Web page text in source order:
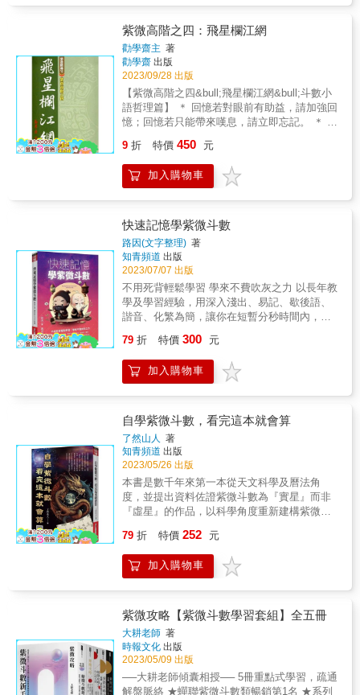
我們信手拈來幾個話題談談： －－誰也不否認
強大的武力，是維護世界和平的不二法門。 &
－－敵對的雙方不時地「狐疑」對方真是一隻
大狐狸；防人之心不可無的說法，早已得到了
「道德豁免權」。 & －－暴發戶式的文明誤導
著我們寅吃卯糧似地佔用了後世子孫的幸福。
我們是否已發覺這個「心行不一」的矛盾？ &
－－我們憑什麼標準界分：「禮多必詐」與
「禮多人不怪」、「機智」與「機詐」、「滿
謀」？是否僅以好惡為褒貶的準繩？ & －－大
家樂、六台彩盛行，多少人對他所崇拜的神明
進行「關說」，由不得祂答不答應，硬要祂
「違背職務」，出張明牌。 & 蓋洛普預測西元
二千年，美國青年將在健身房裡吸毒，這種矛
盾的畫面，在我們前面舉說的話題裡，不也是
幽靈般地出現了嗎？ & 知識爆炸帶給人類更加
的迷憫與無知，而不是聰明與達觀。科學態度
只帶給我們這個社會「迷信傳言的統計」，依
舊落入「三人成虎」、「曾參殺人」的陷阱，
並未帶給我們「追根究底」的思潮與作為。更
可怕的，我們為了追求生存，竟無視於生命的
存在。 & 我們應該冷靜一下，認真思考這些問
題。我們發覺：一個人在窮、病、否、困的時
候，最能感應生命的訊息，進而接受神、佛、
離。 & 基於這個理由，我們應該發揚這些學
問，使我們不時擁抱著生命的喜悅。但，很遺
憾的，命理學在台灣，始終像一個討人喜愛的
私生子，大眾對它的感情和看法一直是複雜
的。筆者眼看日本博士、教授以及香港學者之
流，對中國命學典籍的研究、放正、著述，不
禁汗顏，真不知台灣的教授是否私下做了研
諸野」的另一門？ & 為此，許久以前，緣結
現「紫微斗數」竟擁有豐盛非凡的智慧。筆者
於大學時主攻古文學，後又熱衷於企管學，於
新舊兩極與文商兩端，抱持著對生命的高度認
同感，竟也獲得「多態統一」的人生美感，故
不敢敝帚自珍，啟筆寫紫微系列，以之奉獻後
學，期望更多人加入研究的行列，去除人生的
矛盾，向生命認同。 & 筆者花了將近一年的時
間，寫了「紫微初階」與「紫微進階」。在次
序上，先完成「紫微進階」，事後為求完整，
者摸不著頭緒，因此不是囫圇吞棗，就是將錯
就錯，不是人云亦云，就是只知其然，不知其
所以然。筆者有鑑於此，發心對紫斗作有系統
的整理與闡述，使讀者知其所以然；在讀者瞭
解其原理原則後，以之為基礎，使可自行潛心
研究，以至登峰造極，超越筆者，再將您的心
得，同饋給筆者與社會大眾。 & 筆者常對紫斗
的同好說：紫斗真有其內涵，我們必須以做學
問的態度去研究它。筆者極不喜歡聽到、見到
或言及，此家長彼家短的攻訐詞句，試想：前
人研究的結晶，我們若能以之為基礎原理，繼
續研究下去，而有更多的發明，那不是很美妙
的事嗎？對前人的貢獻，感謝都來不及，那能
別人的優點，異中求同，再作發揮，或是吸取
別人的長處後，同中求異，自認推翻了他人的
論調，而沾沾自喜。別人的作品明明有八十分
的佳績，卻要去挖人家尚未得到的二十分，而
自以為是，這是不道德的，也是傷己的心理與
行徑。另一種情況就是，古來各門學術的肇始
者很高明，被奉為鼻祖之後，就沒有人能超越
他，只在鼻祖無意間劃定的範圈內打滾。各位
讀者，讓我們學習洋人的心胸，試看：英國大
有蒸汽機的發明，這個發現與發明，導致了工
業革命，並為後世廣泛運用。時至今日，已有
多少更高超的發明是根據他的發現而來，但始
終沒有人(包含我們中國人)詆譭他的發現是原始
的、粗糙的。假使我們也能有這種心胸，無論
從事那一門學術的研究工作，把前人的創見，
當做原理原則，而從這個基礎出發，那麼必會
有許多突破性的斬獲。 & 研究紫微斗數也不例
外，如何運用他人點滴露水，澆我紫斗園中的
花木，使之滋長，才是最重要的課題。 & 常聞
紫斗的同好談及，紫斗論命，星情重要？抑或
四化重要？筆者認為二者應是互為體用的。詳
究其間的關係，或者可以如此比擬它們：命盤
(天地人三盤)是骨架，星情是肌肉髮膚，而四化
是血脈、神經系統，這是缺一不可的，猶如一
了鬼魅了嗎？因此，筆名的論調是三者必須齊
頭並進，廢一不可。而本書因囿於篇幅，筆者
只得著重在排盤星躔的原理，與星曜知性的原
則，所以在四化上，言之過於簡略，僅能稍見
端倪，這是在一本書內無法解決的必然缺失，
只得敬請讀者期待，筆者將會陸續推出一系列
是回頭看。 & 民國七十七年(西元一九八八年)
冬天，《紫微初階》《紫微進階》像孿生兄弟
般地誕生了。多蒙諸位厚愛，他們的足跡走到
全球華人世界，常有國內外讀者來電、來信，
或相約見面；我也從「業餘的專業研究者」，
走到專職的設硯論命、設班教學。 & 不回頭
想，不知已過了十二年多。許多讀者關心勸學
齋主的第三本著作，到底何時出版？今天，終
於鬆一口氣，可以藉著第三本紫微著作的誕
明，都無法抹去我心中對拖延出書的慚愧。 &
「不預期」地當上命理老師後，更讓我體會許
多命理與地理的真、善、美，以及它們的宏觀
調控。 & 一出書就被讀者接納，除了高興外，
相對地提高未來著作水準的要求。我反省到讀
者的讚賞，源自於《紫微初階》《紫微進階》
的明朗步驟與豐富內容；「不留一手」是我的
天性，外加從沒想當命理師與命理老師，更使
我在寫書時，能暢所欲言。兩本書一出，我享
受了「不留一手」的好處；這期間，常與懂得
命理的學生或朋友，共勉「不留一手」，發揚
命理，有些人疑惑地說：「若把精華和盤托
出，那麼拿什麼教學生？」 & 我的回答是：
一、因你「不留一手」，寫書、講課自然有份
量，學生將會源源不斷。 & 二、如你擔憂肚子
昨天更進步，這是「不留一手」帶來的好處。
& 三、日日在進步，年年有創見，不用怕沒學
生。這是知命者該有的作為，才不會淪為江湖
術士。 & 另外，為了提昇層次，先擱下預計要
寫的第三本斗數著作，轉而追溯五術根源，發
現五術(山醫命相卜)皆源自道家。 老子《西昇
經》中有云：「我命在我不在天。」天乃大自
然，瞭解祂就可「順其自然」地運用祂，於是
發展成五術。 & 在研究與論斷命理的過程中，
題，而不自知。論命者以「鐵口直斷」為洋洋
自得的終極目標，問命者也追求著「鐵口直
斷」的答案。既知答案「必然」如何，豈又能
「趨吉避凶」？不知是什麼道理，一方還掰得
下去？一方還聽得進去？難道不知道彼此期待
的「鐵口直斷」是矛，「趨吉避凶」是盾嗎？
請各位以此矛，攻此盾。 & 「孤陰不生，孤陽
不長。」是學命理者耳熟能詳的道理。陰靜不
變，陽動必變，通達此點，方能在「鐵口直
紫微高階之四：飛星欄江網
勸學齋主 著
勸學齋 出版
2023/09/28 出版
【紫微高階之四&bull;飛星欄江網&bull;斗數小
語哲理篇】 ＊ 回憶若對眼前有助益，請加強回
憶；回憶若只能帶來嘆息，請立即忘記。 ＊ 人
真的不要「刪除」得太快，甚至有些事可「閒
置」一陣子或一輩子。 ＊ 人要有勇氣，更要沉
得住氣。 ＊ 真勇氣，沉的住氣；假勇氣，沉不
骨，不要傲氣；要爭氣，不要生氣。 ＊ 敏感的
好處是善於分析，壞處是事事憂疑。 ＊ 不理是
非，是非自少；不談是非，是非自遠。 ＊ 有觀
念的人是火車頭，沒觀念的人是車廂。 ＊ 『理
想』的定義：處『理』好『想』法。 ＊ 靜心要
讓心靜，切莫墜入陰沈。 ＊ 涓滴之得，聚沙成
塔；涓滴之失，轉眼成空。 ＊ 男為陽，陽中要
有陰；女為陰，陰中要有陽。 ＊ 不要『贏在』
起跑點，卻一路『輸到』終結點。 ＊ 要『贏
才用來創造事物或解決問題，絕非用來製造問
題或引發爭端。 ＊ 美好的人生是鬆中有緊，緊
中有鬆。 ＊ 『命理』是用來『理命』的。 ＊
他人或環境對我不設限，就是自我設限。 ＊ 協
調的本意就是協調，絕對不容破裂。 ＊ 柔能護
剛，剛能挺柔。 ＊ 聰明人尋煩惱，智慧人無煩
惱。 &
9 折 特價 450 元
加入購物車
快速記憶學紫微斗數
路因(文字整理) 著
知青頻道 出版
2023/07/07 出版
不用死背輕鬆學習 學來不費吹灰之力 以長年教
學及學習經驗，用深入淺出、易記、歇後語、
諧音、化繁為簡，讓你在短暫分秒時間內，認
稱、五行、宮位強弱、坐向。 奧地利出生，入
了英國籍，是位哲學家及數理邏輯學家，路德
維希．維特根斯坦（Ludwig Wittgenstein）說
難快樂。」 紫微斗數是藉由每一顆星的交互運
作，找出人的特質、優點、缺點、行為、才華
和潛能，可知己知彼，進而改之或加勉，為自
己創造出新的命與運，或和人建立好的善緣與
同理心。 人的個性在生下的那一剎那，紫微斗
數的命宮就已清楚呈現出你獨特的個性、特質
與行為傾向了。 & 才華和潛能，一生的吉和
兇、好和壞，在紫微斗數中皆可窺知。 &
79 折 特價 300 元
加入購物車
自學紫微斗數，看完這本就會算
了然山人
著
知青頻道 出版
2023/05/26 出版
本書是數千年來第一本從天文科學及曆法角
度，並提出資料佐證紫微斗數為『實星』而非
『虛星』的作品，以科學角度重新建構紫微斗
聽並用，取得最好學習效果。 作者-了然山人老
師從天文科學、星曜及曆法的角度解析出流傳
數千年的紫微斗數星命學隱藏在背後的天文科
數同好邁入星命學的殿堂，是一本不可錯過的
傑出作品。
79 折 特價 252 元
加入購物車
紫微攻略【紫微斗數學習套組】全五冊
大耕老師 著
時報文化 出版
2023/05/09 出版
──大耕老師傾囊相授── 5冊重點式學習，疏通
解盤脈絡 ★蟬聯紫微斗數類暢銷第1名 ★系列